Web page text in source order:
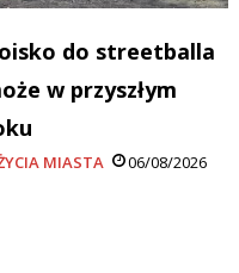
do streetballa
w przyszłym
MIASTA 06/08/2026